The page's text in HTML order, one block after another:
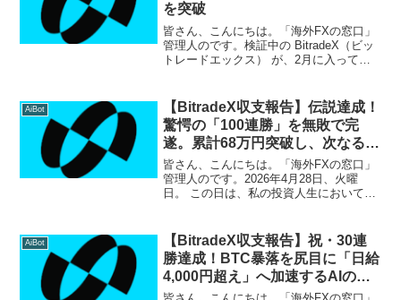
を突破
皆さん、こんにちは。「海外FXの窓口」
管理人のです。検証中の BitradeX（ビッ
トレードエックス） が、2月に入ってか
ス収益で終了。ついに 17日間連続無敗
と...
AiBot
【BitradeX収支報告】伝説達成！
驚愕の「100連勝」を無敗で完
遂。累計68万円突破し、次なるス
テージへ
皆さん、こんにちは。「海外FXの窓口」
管理人のです。2026年4月28日、火曜
日。 この日は、私の投資人生において一
クス）の検証を開始してから一日も欠か
すこと...
AiBot
【BitradeX収支報告】祝・30連
勝達成！BTC暴落を尻目に「日給
4,000円超え」へ加速するAIの衝
撃